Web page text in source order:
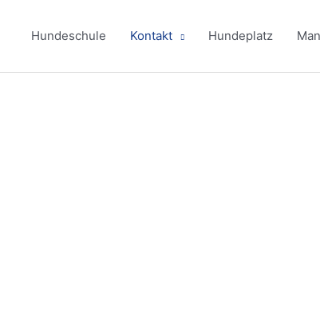
Hundeschule Kontakt Hundeplatz